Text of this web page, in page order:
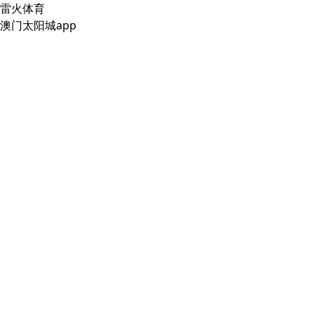
雷火体育
澳门太阳城app